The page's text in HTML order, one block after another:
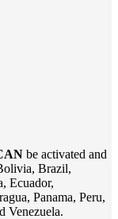
be activated and
Brazil,
Ecuador,
Panama, Peru,
Venezuela.